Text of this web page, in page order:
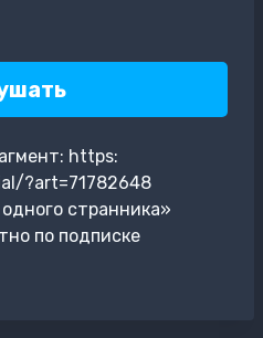
https:
?art=71782648
странника»
по подписке